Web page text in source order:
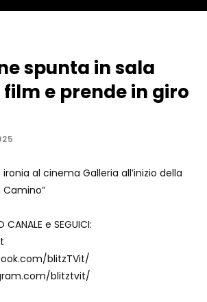
di Emanuela Fanelli nella sala di
“Perché non siete a vedere il
ti chiami? Cosa fai per vivere?”:
davanti Willem Dafoe
spunta in sala
e prende in giro
al cinema Galleria all’inizio della
Camino”
CANALE e SEGUICI:
blitzTVit/
blitztvit/